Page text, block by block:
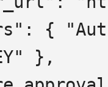
},